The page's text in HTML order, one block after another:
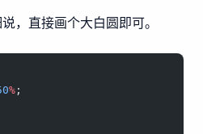
，直接画个大白圆即可。
% ;